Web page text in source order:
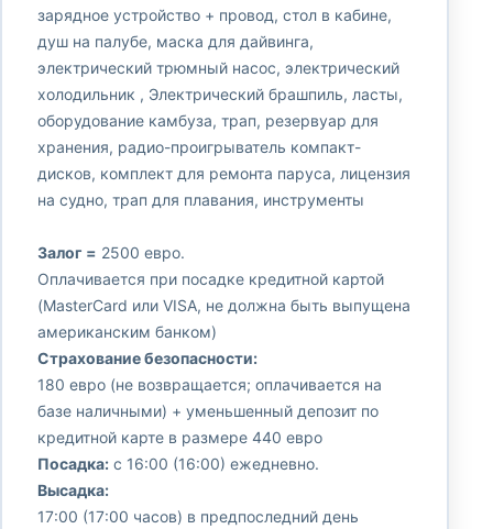
зарядное устройство + провод, стол в кабине,
душ на палубе, маска для дайвинга,
электрический трюмный насос, электрический
холодильник , Электрический брашпиль, ласты,
оборудование камбуза, трап, резервуар для
хранения, радио-проигрыватель компакт-
дисков, комплект для ремонта паруса, лицензия
на судно, трап для плавания, инструменты
Залог = 2500 евро.
Оплачивается при посадке кредитной картой
(MasterCard или VISA, не должна быть выпущена
американским банком)
Страхование безопасности:
180 евро (не возвращается; оплачивается на
базе наличными) + уменьшенный депозит по
кредитной карте в размере 440 евро
Посадка:с 16:00 (16:00) ежедневно.
Высадка:
17:00 (17:00 часов) в предпоследний день